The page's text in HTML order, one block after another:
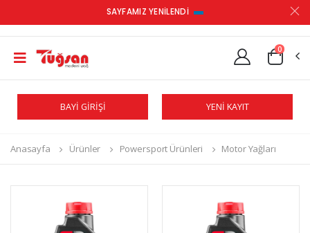
SAYFAMIZ YENİLENDİ
0
BAYİ GİRİŞİ YENİ KAYIT
Anasayfa Ürünler Powersport Ürünleri Motor Yağları